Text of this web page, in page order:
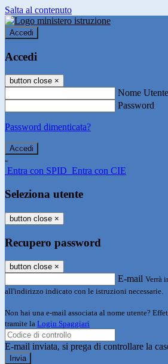
Salta al contenuto
Accedi
Accedi
button close ×
Nome Utente
Password
Password dimenticata?
-
Entra con SPID Entra con CIE
Seleziona utente
button close ×
Recupero password
button close ×
E-mail Verrà
all'indirizzo indicato con le istruzioni necessarie.
Non hai una e-mail associata al nome utente?
tramite la Login Spaggiari
E-mail inviata, si prega di controllare la